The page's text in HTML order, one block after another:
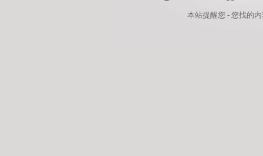
本站提醒您 - 您找的